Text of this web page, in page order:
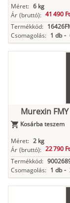
Méret: 6 kg
Ár (bruttó): 41 490
Termékkód:
Csomagolás: 1 db -
Murexin
Kosárba teszem
Méret: 2 kg
Ár (bruttó): 22 790
Termékkód:
Csomagolás: 1 db -